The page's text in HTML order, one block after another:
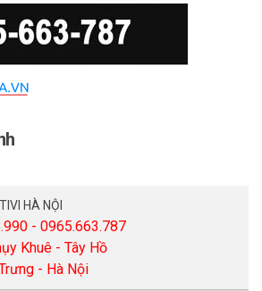
HÀ NỘI
- 0965.663.787
Khuê - Tây Hồ
- Hà Nội